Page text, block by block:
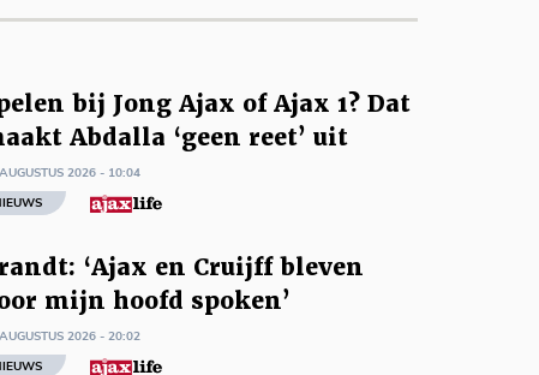
bij Jong Ajax of Ajax 1? Dat
Abdalla ‘geen reet’ uit
2026 - 10:04
‘Ajax en Cruijff bleven
mijn hoofd spoken’
2026 - 20:02